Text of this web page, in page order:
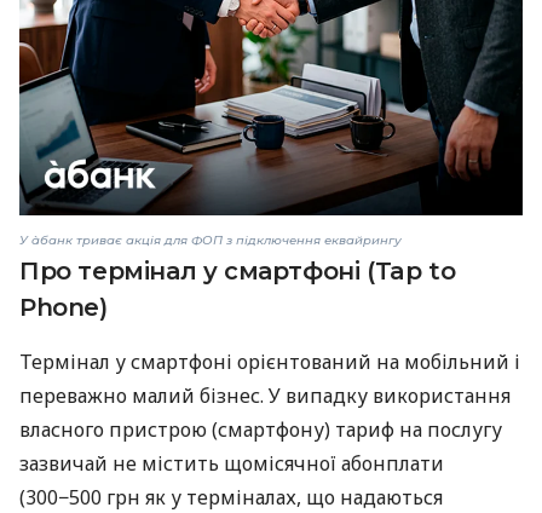
У àбанк триває акція для ФОП з підключення еквайрингу
Про термінал у смартфоні (Tap to
Phone)
Термінал у смартфоні орієнтований на мобільний і
переважно малий бізнес. У випадку використання
власного пристрою (смартфону) тариф на послугу
зазвичай не містить щомісячної абонплати
(300−500 грн як у терміналах, що надаються